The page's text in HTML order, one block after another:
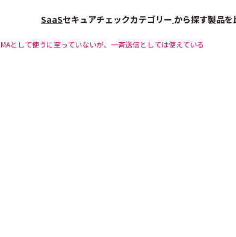
SaaSセキュアチェックカテゴリー から探す製品を
MAとして使うに至っていないが、一斉送信としては使えている